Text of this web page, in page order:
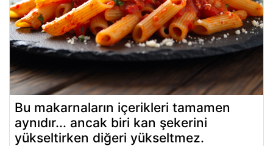
Bu makarnaların içerikleri tamamen
aynıdır... ancak biri kan şekerini
yükseltirken diğeri yükseltmez.